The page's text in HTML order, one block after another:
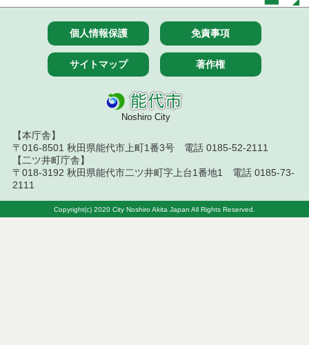
札結果（条件付一般競争入札）
令和８年７月９日執行 物品（公開調達）見積徴取
令和８年７月１０日執行 物品（指名競争入札等）
令和８年７月１０日執行 委託・賃貸借等入札結果
令和８年７月１０日執行 物品（応募型入札等）結
果
令和８年７月１０日執行 工事入札結果（条件付一
般競争入札）
個人情報保護 免責事項
サイトマップ 著作権
Noshiro City
【本庁舎】
〒016-8501 秋田県能代市上町1番3号 電話 0185-52-2111
【二ツ井町庁舎】
〒018-3192 秋田県能代市二ツ井町字上台1番地1 電話 0185-73-
2111
Copyright(c) 2020 City Noshiro Akita Japan All Rights Reserved.